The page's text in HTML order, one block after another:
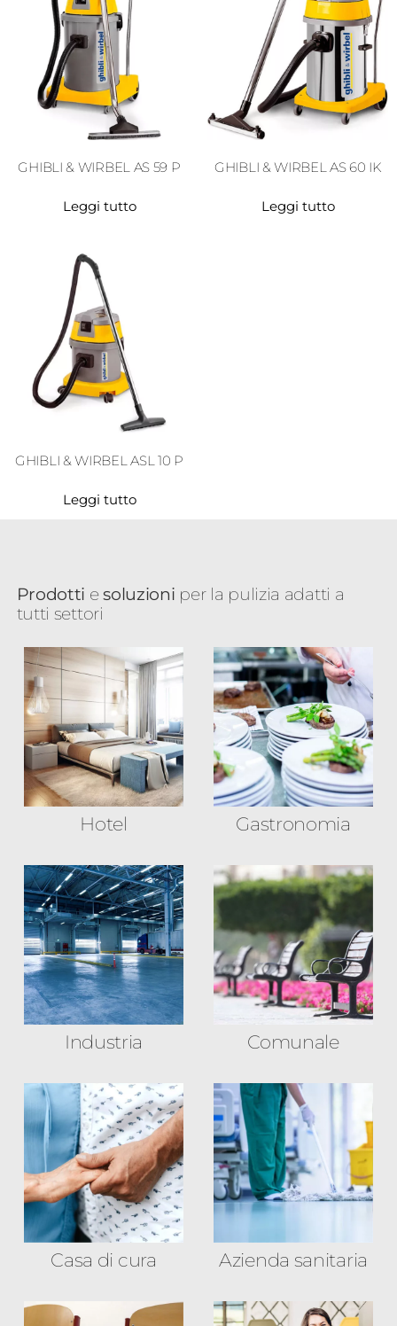
GHIBLI & WIRBEL AS 59 P
Leggi tutto
GHIBLI & WIRBEL AS 60 IK
Leggi tutto
GHIBLI & WIRBEL ASL 10 P
Leggi tutto
Prodotti esoluzioni per la pulizia adatti a
tutti settori
Hotel Gastronomia
Industria Comunale
Casa di cura Azienda sanitaria